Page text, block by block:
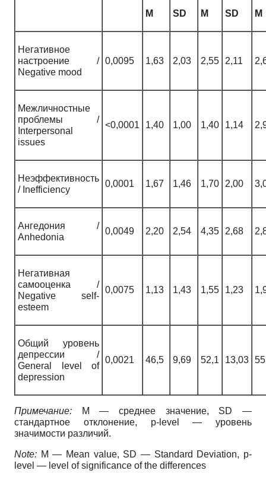
M SD M SD M
Негативное
настроение /
Negative mood
0,0095 1,63 2,03 2,55 2,11
Межличностные
проблемы /
Interpersonal
issues
<0,0001 1,40 1,00 1,40 1,14
Неэффективность
/ Inefficiency
0,0001 1,67 1,46 1,70 2,00
Ангедония /
Anhedonia
0,0049 2,20 2,54 4,35 2,68
Негативная
самооценка /
Negative self-
esteem
0,0075 1,13 1,43 1,55 1,23
Общий уровень
депрессии /
General level of
depression
0,0021 46,5 9,69 52,1 13,03
Примечание:
M — среднее значение, SD —
стандартное отклонение, p-level — уровень
значимости различий.
Note: M — Mean value, SD — Standard Deviation, p-
level — level of significance of the differences